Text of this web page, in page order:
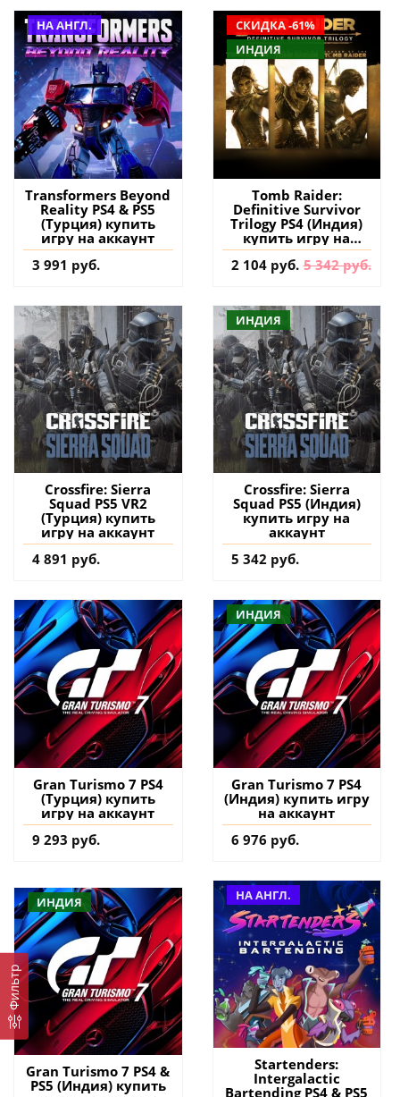
Фильтр
НА АНГЛ.
Transformers Beyond
Reality PS4 & PS5
(Турция) купить
игру на аккаунт
3 991 руб.
СКИДКА -61%
ИНДИЯ
Tomb Raider:
Definitive Survivor
Trilogy PS4 (Индия)
купить игру на
аккаунт
2 104 руб. 5 342 руб.
Crossfire: Sierra
Squad PS5 VR2
(Турция) купить
игру на аккаунт
4 891 руб.
ИНДИЯ
Crossfire: Sierra
Squad PS5 (Индия)
купить игру на
аккаунт
5 342 руб.
Gran Turismo 7 PS4
(Турция) купить
игру на аккаунт
9 293 руб.
ИНДИЯ
Gran Turismo 7 PS4
(Индия) купить игру
на аккаунт
6 976 руб.
ИНДИЯ
Gran Turismo 7 PS4 &
PS5 (Индия) купить
НА АНГЛ.
Startenders:
Intergalactic
Bartending PS4 & PS5